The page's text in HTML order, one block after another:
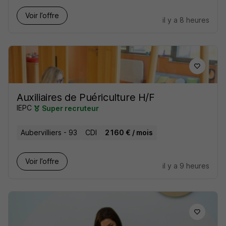
Voir l’offre
il y a 8 heures
Auxiliaires de Puériculture H/F
IEPC Super recruteur
Aubervilliers - 93 CDI 2 160 € / mois
Voir l’offre
il y a 9 heures